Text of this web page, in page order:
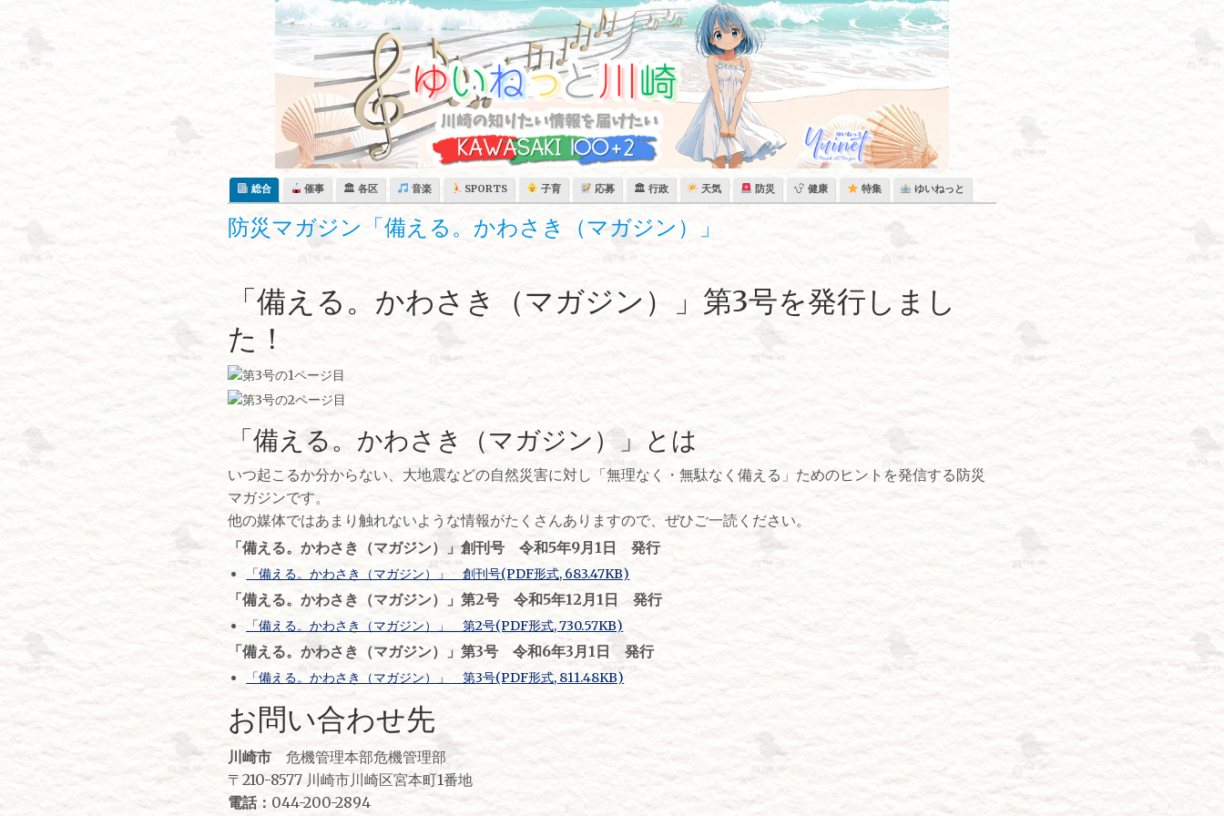
content
総合 催事 🏛 各区 音楽 SPORTS 子育 応募 🏛 行政 天気 防災 健康 特集 ゆいねっと
防災マガジン「備える。かわさき（マガジン）」
「備える。かわさき（マガジン）」第3号を発行しまし
た！
「備える。かわさき（マガジン）」とは
いつ起こるか分からない、大地震などの自然災害に対し「無理なく・無駄なく備える」ためのヒントを発信する防災
マガジンです。
他の媒体ではあまり触れないような情報がたくさんありますので、ぜひご一読ください。
「備える。かわさき（マガジン）」創刊号 令和5年9月1日 発行
「備える。かわさき（マガジン）」 創刊号(PDF形式, 683.47KB)
「備える。かわさき（マガジン）」第2号 令和5年12月1日 発行
「備える。かわさき（マガジン）」 第2号(PDF形式, 730.57KB)
「備える。かわさき（マガジン）」第3号 令和6年3月1日 発行
「備える。かわさき（マガジン）」 第3号(PDF形式, 811.48KB)
お問い合わせ先
川崎市危機管理本部危機管理部
〒210-8577 川崎市川崎区宮本町1番地
電話： 044-200-2894